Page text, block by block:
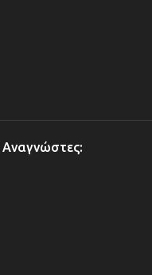
Αναγνώστες: